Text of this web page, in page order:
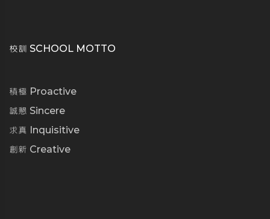
校訓 SCHOOL MOTTO
積極 Proactive
誠懇 Sincere
求真 Inquisitive
創新 Creative